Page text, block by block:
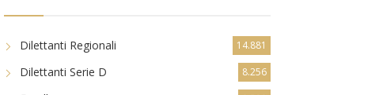
Dilettanti Regionali 14.881
Dilettanti Serie D 8.256